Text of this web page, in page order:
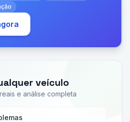
veículo
e análise completa